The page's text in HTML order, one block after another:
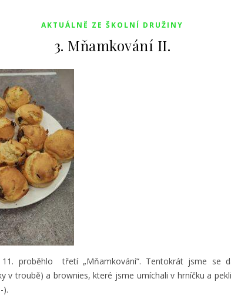
AKTUÁLNĚ ZE ŠKOLNÍ DRUŽINY
3. Mňamkování II.
proběhlo třetí „Mňamkování“. Tentokrát jsme se
v troubě) a brownies, které jsme umíchali v hrníčku a
).